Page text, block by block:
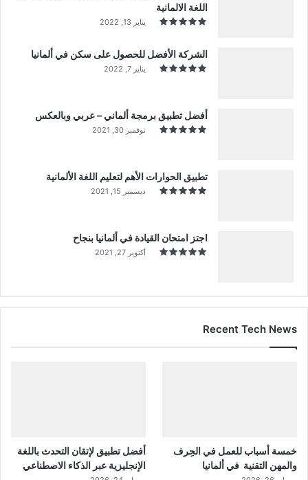
اللغة الالمانية
يناير 13, 2022
الشركة الأفضل للحصول على سكن في ألمانيا
يناير 7, 2022
أفضل تطبيق برمجة ألماني – عربي وبالعكس
نوفمبر 30, 2021
تطبيق الحوارات الأهم لتعليم اللغة الألمانية
ديسمبر 15, 2021
اجتز امتحان القيادة في ألمانيا بنجاح
أكتوبر 27, 2021
Recent Tech News
خمسة أسباب للعمل في الحِرف
والمهن التقنية في ألمانيا
أفضل تطبيق لإتقان التحدث باللغة
الإنجليزية عبر الذكاء الاصطناعي